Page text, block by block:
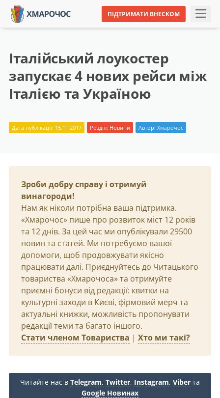
ПІДТРИМАТИ ВНЕСКОМ
Італійський лоукостер
запускає 4 нових рейси між
Італією та Україною
Дата публікації: 15.11.2017 Розділ: Новини Автор: Хмарочос
Зроби добру справу і отримуй
винагороди!
Нам як ніколи потрібна ваша підтримка.
«Хмарочос» пише про розвиток міст 12 років
та 12 днів. За цей час ми опублікували 29500
новин та статей. Ми потребуємо вашої
допомоги, щоб продовжувати якісно
працювати далі. Приєднуйтесь до Читацького
товариства «Хмарочоса» та отримуйте
приємні бонуси від редакції: квитки на
культурні заходи в Києві, фірмовий мерч та
актуальні книжки, можливість пропонувати
редакції теми та багато іншого.
Стати членом Товариства | Хто ми такі?
Читайте нас в Telegram, Twitter, Instagram, Viber та
Google Новинах